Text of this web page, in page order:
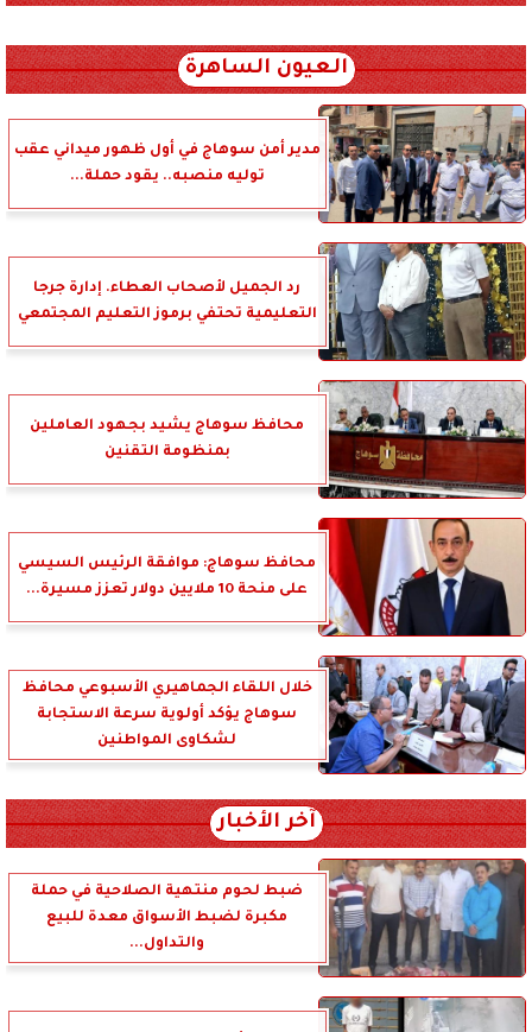
العيون الساهرة
مدير أمن سوهاج في أول ظهور ميداني عقب
توليه منصبه.. يقود حملة...
رد الجميل لأصحاب العطاء. إدارة جرجا
التعليمية تحتفي برموز التعليم المجتمعي
محافظ سوهاج يشيد بجهود العاملين
بمنظومة التقنين
محافظ سوهاج: موافقة الرئيس السيسي
على منحة 10 ملايين دولار تعزز مسيرة...
خلال اللقاء الجماهيري الأسبوعي محافظ
سوهاج يؤكد أولوية سرعة الاستجابة
لشكاوى المواطنين
آخر الأخبار
ضبط لحوم منتهية الصلاحية في حملة
مكبرة لضبط الأسواق معدة للبيع
والتداول...